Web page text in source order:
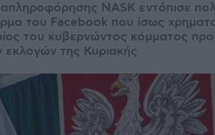
NASK εντόπισε
του Facebook που ίσως
του κυβερνώντος κόμματος
της Κυριακής